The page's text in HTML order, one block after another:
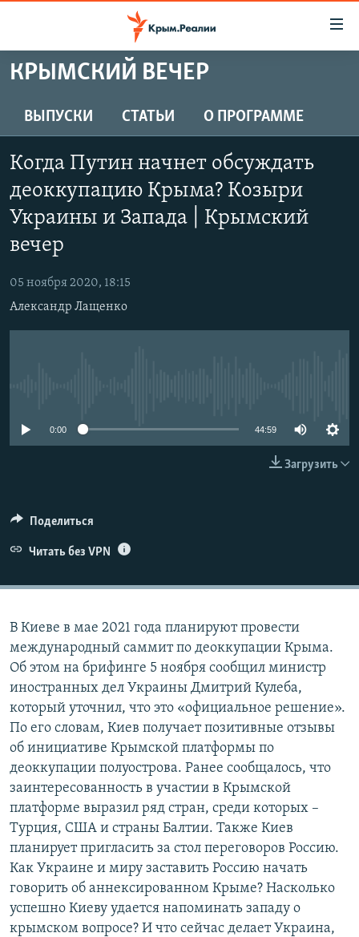
Вернуться
содержанию
главной
навигации
Вернутся
СПЕЦПРОЕКТЫ
КАРТА ВОЕННЫХ ОБЪЕКТОВ КРЫМА
11 ЛЕТ ОККУПАЦИИ КРЫМА. 11 ИСТОРИЙ СОПРОТИВЛЕНИЯ
ИСТОРИЯ
ЕЩЕ
ИНТЕРАКТИВ
ИНФОГРАФИКА
ТЕЛЕПРОЕКТ КРЫМ.РЕАЛИИ
СОВЕТЫ ПРАВОЗАЩИТНИКОВ
ELIFBE
РАДІО СВОБОДА
КАК ОБОЙТИ БЛОКИРОВКУ
Українською
Qırımtatar
КРЫМСКИЙ ВЕЧЕР
ВЫПУСКИ СТАТЬИ О ПРОГРАММЕ
Когда Путин начнет обсуждать
деоккупацию Крыма? Козыри
Украины и Запада | Крымский
вечер
05 ноября 2020, 18:15
Александр Лащенко
0:00 44:59
Загрузить
Поделиться
Читать без VPN
В Киеве в мае 2021 года планируют провести
международный саммит по деоккупации Крыма.
Об этом на брифинге 5 ноября сообщил министр
иностранных дел Украины Дмитрий Кулеба,
который уточнил, что это «официальное решение».
По его словам, Киев получает позитивные отзывы
об инициативе Крымской платформы по
деоккупации полуострова. Ранее сообщалось, что
заинтересованность в участии в Крымской
платформе выразил ряд стран, среди которых –
Турция, США и страны Балтии. Также Киев
планирует пригласить за стол переговоров Россию.
Как Украине и миру заставить Россию начать
говорить об аннексированном Крыме? Насколько
успешно Киеву удается напоминать западу о
крымском вопросе? И что сейчас делает Украина,